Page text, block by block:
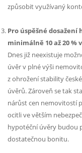
způsobit využívaný
Pro úspěšné
minimálně 10 až 20
Dnes již neexistuje
úvěr v plné výši
z ohrožení stability
úvěrů. Zároveň se tak
nárůst cen nemovitostí
ocitli ve větším
hypotéční úvěry budou
dostatečnou bonitu.